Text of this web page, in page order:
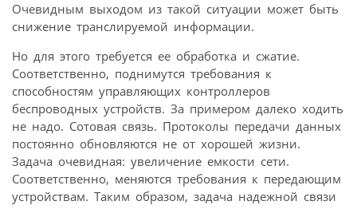
Очевидным выходом из такой ситуации может быть
снижение транслируемой информации.
Но для этого требуется ее обработка и сжатие.
Соответственно, поднимутся требования к
способностям управляющих контроллеров
беспроводных устройств. За примером далеко ходить
не надо. Сотовая связь. Протоколы передачи данных
постоянно обновляются не от хорошей жизни.
Задача очевидная: увеличение емкости сети.
Соответственно, меняются требования к передающим
устройствам. Таким образом, задача надежной связи